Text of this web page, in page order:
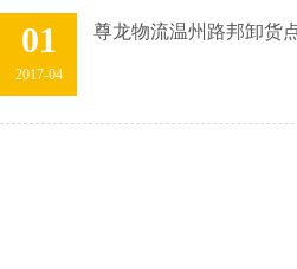
01
2017-04
尊龙物流温州路邦卸货